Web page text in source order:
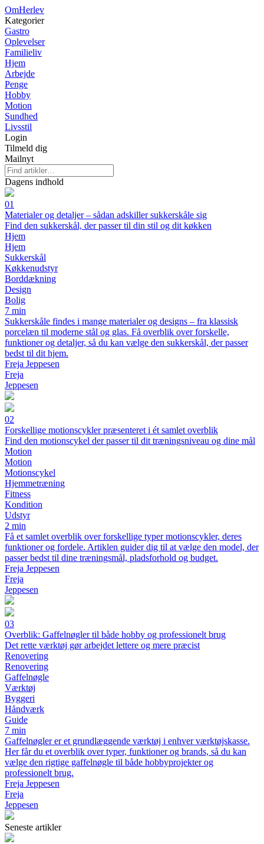
OmHerlev
Kategorier
Gastro
Oplevelser
Familieliv
Hjem
Arbejde
Penge
Hobby
Motion
Sundhed
Livsstil
Login
Tilmeld dig
Mailnyt
Dagens indhold
01
Materialer og detaljer – sådan adskiller sukkerskåle sig
Find den sukkerskål, der passer til din stil og dit køkken
Hjem
Hjem
Sukkerskål
Køkkenudstyr
Borddækning
Design
Bolig
7 min
Sukkerskåle findes i mange materialer og designs – fra klassisk
porcelæn til moderne stål og glas. Få overblik over forskelle,
funktioner og detaljer, så du kan vælge den sukkerskål, der passer
bedst til dit hjem.
Freja Jeppesen
Freja
Jeppesen
02
Forskellige motionscykler præsenteret i ét samlet overblik
Find den motionscykel der passer til dit træningsniveau og dine mål
Motion
Motion
Motionscykel
Hjemmetræning
Fitness
Kondition
Udstyr
2 min
Få et samlet overblik over forskellige typer motionscykler, deres
funktioner og fordele. Artiklen guider dig til at vælge den model, der
passer bedst til dine træningsmål, pladsforhold og budget.
Freja Jeppesen
Freja
Jeppesen
03
Overblik: Gaffelnøgler til både hobby og professionelt brug
Det rette værktøj gør arbejdet lettere og mere præcist
Renovering
Renovering
Gaffelnøgle
Værktøj
Byggeri
Håndværk
Guide
7 min
Gaffelnøgler er et grundlæggende værktøj i enhver værktøjskasse.
Her får du et overblik over typer, funktioner og brands, så du kan
vælge den rigtige gaffelnøgle til både hobbyprojekter og
professionelt brug.
Freja Jeppesen
Freja
Jeppesen
Seneste artikler